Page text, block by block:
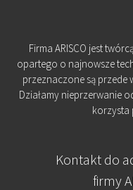
Firma ARISCO jest
opartego o najnowsze
przeznaczone są przede
Działamy nieprzerwanie
korzysta
Kontakt do
firmy